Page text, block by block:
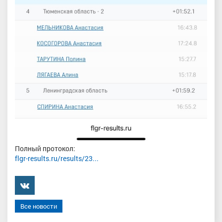
Полный протокол:
flgr-results.ru/results/23...
���������
Все новости